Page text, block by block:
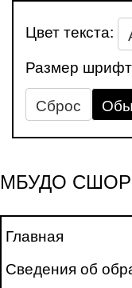
Цвет текста:
Размер
Сброс
МБУДО СШОР
Главная
Сведения об